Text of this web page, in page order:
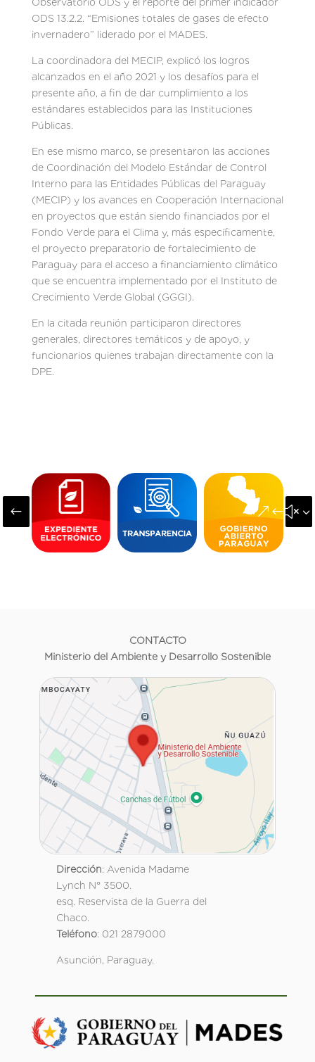
ODS 13.2.2. “Emisiones totales de gases de efecto
invernadero” liderado por el MADES.
La coordinadora del MECIP, explicó los logros
alcanzados en el año 2021 y los desafíos para el
presente año, a fin de dar cumplimiento a los
estándares establecidos para las Instituciones
Públicas.
En ese mismo marco, se presentaron las acciones
de Coordinación del Modelo Estándar de Control
Interno para las Entidades Públicas del Paraguay
(MECIP) y los avances en Cooperación Internacional
en proyectos que están siendo financiados por el
Fondo Verde para el Clima y, más específicamente,
el proyecto preparatorio de fortalecimiento de
Paraguay para el acceso a financiamiento climático
que se encuentra implementado por el Instituto de
Crecimiento Verde Global (GGGI).
En la citada reunión participaron directores
generales, directores temáticos y de apoyo, y
funcionarios quienes trabajan directamente con la
DPE.
#
CONTACTO
Ministerio del Ambiente y Desarrollo Sostenible
Dirección: Avenida Madame
Lynch N° 3500.
esq. Reservista de la Guerra del
Chaco.
Teléfono: 021 2879000
Asunción, Paraguay.